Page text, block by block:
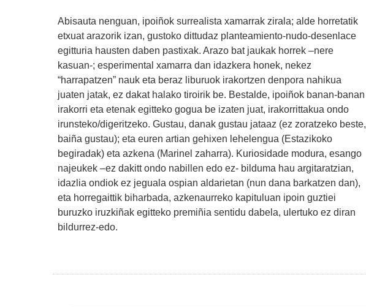
Abisauta nenguan, ipoiñok surrealista xamarrak zirala; alde horretatik
etxuat arazorik izan, gustoko dittudaz planteamiento-nudo-desenlace
egitturia hausten daben pastixak. Arazo bat jaukak horrek –nere
kasuan-; esperimental xamarra dan idazkera honek, nekez
“harrapatzen” nauk eta beraz liburuok irakortzen denpora nahikua
juaten jatak, ez dakat halako tiroirik be. Bestalde, ipoiñok banan-banan
irakorri eta etenak egitteko gogua be izaten juat, irakorrittakua ondo
irunsteko/digeritzeko. Gustau, danak gustau jataaz (ez zoratzeko beste,
baiña gustau); eta euren artian gehixen lehelengua (Estazikoko
begiradak) eta azkena (Marinel zaharra). Kuriosidade modura, esango
najeukek –ez dakitt ondo nabillen edo ez- bilduma hau argitaratzian,
idazlia ondiok ez jeguala ospian aldarietan (nun dana barkatzen dan),
eta horregaittik biharbada, azkenaurreko kapituluan ipoin guztiei
buruzko iruzkiñak egitteko premiñia sentidu dabela, ulertuko ez diran
bildurrez-edo.